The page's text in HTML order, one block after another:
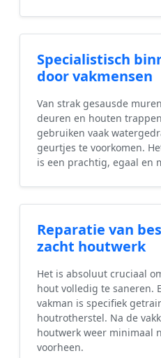
Specialistisch
door vakmensen
Van strak gesausde
deuren en houten
gebruiken vaak
geurtjes te voorkomen.
is een prachtig, egaal en
Reparatie van
zacht houtwerk
Het is absoluut cruciaal
hout volledig te saneren.
vakman is specifiek
houtrotherstel. Na de
houtwerk weer minimaal
voorheen.